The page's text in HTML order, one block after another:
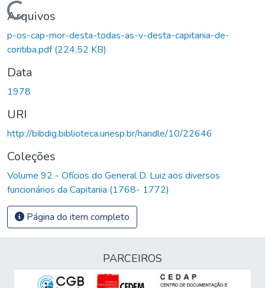
Carregando...
Arquivos
p-os-cap-mor-desta-todas-as-v-desta-capitania-de-
coritiba.pdf(224,52 KB)
Data
1978
URI
http://bibdig.biblioteca.unesp.br/handle/10/22646
Coleções
Volume 92 - Ofícios do General D. Luiz aos diversos
funcionários da Capitania (1768- 1772)
Página do item completo
PARCEIROS